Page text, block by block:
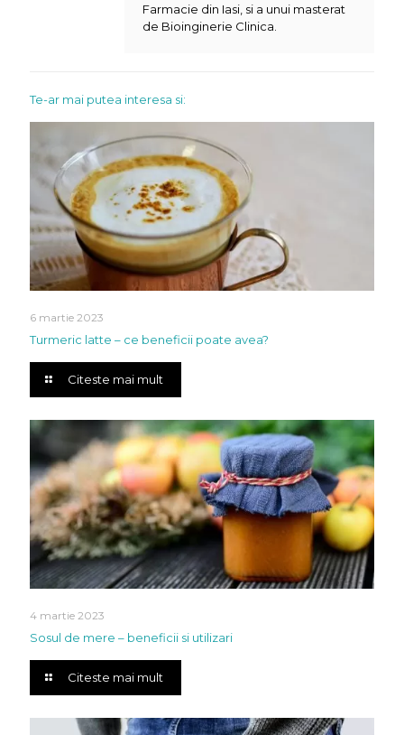
Farmacie din Iasi, si a unui masterat
de Bioinginerie Clinica.
Te-ar mai putea interesa si:
6 martie 2023
Turmeric latte – ce beneficii poate avea?
Citeste mai mult
4 martie 2023
Sosul de mere – beneficii si utilizari
Citeste mai mult